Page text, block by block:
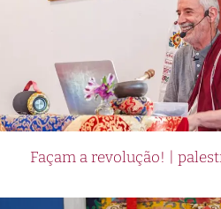
Façam a revolução! |